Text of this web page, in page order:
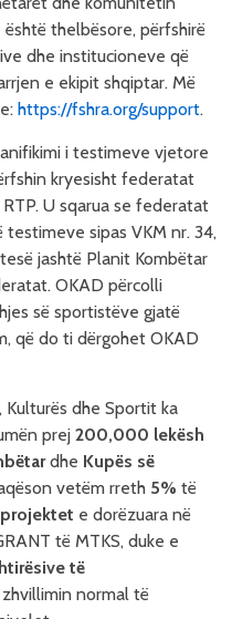
thelbësore, përfshirë
dhe institucioneve që
e ekipit shqiptar. Më
https://fshra.org/support.
i testimeve vjetore
kryesisht federatat
U sqarua se federatat
sipas VKM nr. 34,
jashtë Planit Kombëtar
OKAD përcolli
së sportistëve gjatë
që do ti dërgohet OKAD
Kulturës dhe Sportit ka
prej 200,000 lekësh
dhe Kupës së
vetëm rreth 5% të
e dorëzuara në
të MTKS, duke e
të
normal të